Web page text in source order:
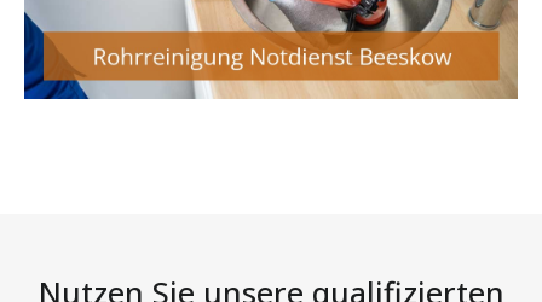
Nutzen Sie unsere qualifizierten